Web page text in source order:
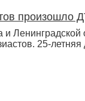
произошло
25-